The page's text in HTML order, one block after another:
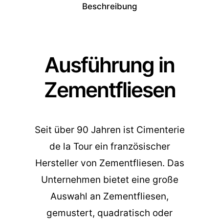
Beschreibung
Ausführung in
Zementfliesen
Seit über 90 Jahren ist Cimenterie
de la Tour ein französischer
Hersteller von Zementfliesen. Das
Unternehmen bietet eine große
Auswahl an Zementfliesen,
gemustert, quadratisch oder